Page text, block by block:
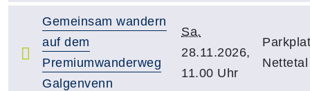
Gemeinsam wandern
auf dem
Premiumwanderweg
Galgenvenn
Sa.
28.11.2026,
11.00 Uhr
Nettetal